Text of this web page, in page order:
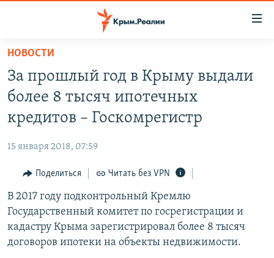
Вернуться
основному
содержанию
главной
навигации
Вернутся
поиску
СПЕЦПРОЕКТЫ
11 ЛЕТ ОККУПАЦИИ КРЫМА. 11 ИСТОРИЙ СОПРОТИВЛЕНИЯ
ЕЩЕ
ИНТЕРАКТИВ
ИНФОГРАФИКА
ТЕЛЕПРОЕКТ КРЫМ.РЕАЛИИ
СОВЕТЫ ПРАВОЗАЩИТНИКОВ
РАДІО СВОБОДА
КАК ОБОЙТИ БЛОКИРОВКУ
Українською
Qırımtatar
НОВОСТИ
За прошлый год в Крыму выдали
более 8 тысяч ипотечных
кредитов – Госкомрегистр
15 января 2018, 07:59
Поделиться Читать без VPN
В 2017 году подконтрольный Кремлю
Государственный комитет по госрегистрации и
кадастру Крыма зарегистрировал более 8 тысяч
договоров ипотеки на объекты недвижимости.